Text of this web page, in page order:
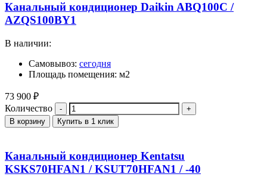
Канальный кондиционер Daikin ABQ100C /
AZQS100BY1
В наличии:
Самовывоз: сегодня
Площадь помещения: м2
73 900 ₽
Количество
В корзину Купить в 1 клик
Канальный кондиционер Kentatsu
KSKS70HFAN1 / KSUT70HFAN1 / -40